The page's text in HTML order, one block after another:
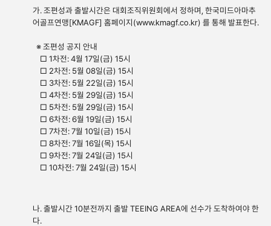
가. 조편성과 출발시간은 대회조직위원회에서 정하며, 한국미드아마추
어골프연맹[KMAGF] 홈페이지(www.kmagf.co.kr) 를 통해 발표한다.
※ 조편성 공지 안내
□ 1차전: 4월 17일(금) 15시
□ 2차전: 5월 08일(금) 15시
□ 3차전: 5월 22일(금) 15시
□ 4차전: 5월 29일(금) 15시
□ 5차전: 5월 29일(금) 15시
□ 6차전: 6월 19일(금) 15시
□ 7차전: 7월 10일(금) 15시
□ 8차전: 7월 16일(목) 15시
□ 9차전: 7월 24일(금) 15시
□ 10차전: 7월 24일(금) 15시
나. 출발시간 10분전까지 출발 TEEING AREA에 선수가 도착하여야 한
다.